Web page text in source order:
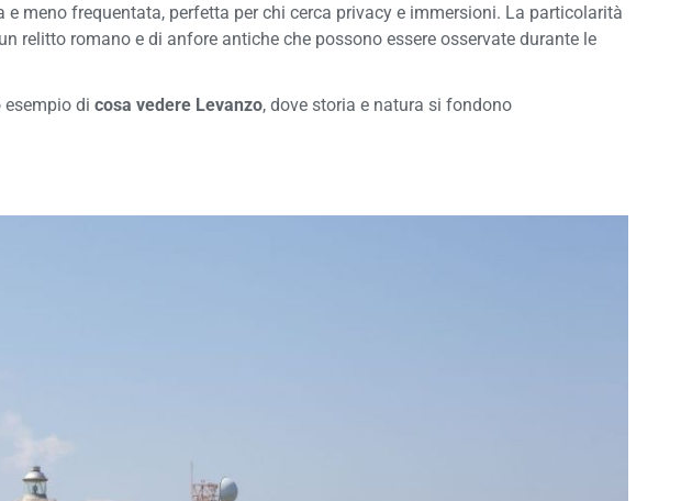
meno frequentata, perfetta per chi cerca privacy e immersioni. La particolarità
relitto romano e di anfore antiche che possono essere osservate durante le
di cosa vedere Levanzo, dove storia e natura si fondono